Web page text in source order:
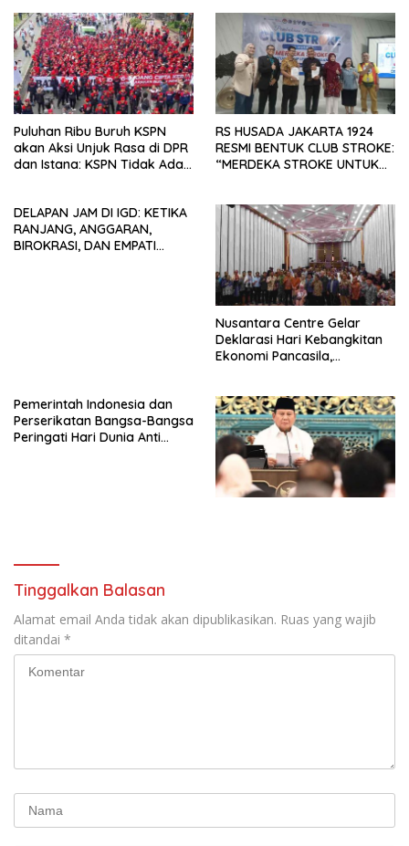
Puluhan Ribu Buruh KSPN
akan Aksi Unjuk Rasa di DPR
dan Istana: KSPN Tidak Ada
Siapapun
RS HUSADA JAKARTA 1924
RESMI BENTUK CLUB STROKE:
“MERDEKA STROKE UNTUK
DELAPAN JAM DI IGD: KETIKA
RANJANG, ANGGARAN,
BIROKRASI, DAN EMPATI
Nusantara Centre Gelar
Deklarasi Hari Kebangkitan
Ekonomi Pancasila,
Penjajahan (Pergolakan
Ekonomi Politik Indonesia) &
Simposium Nasional “Urgensi
Undang-Undang
Perekonomian Nasional dan
Kesejahteraan Sosial dalam
Pemerintah Indonesia dan
Perserikatan Bangsa-Bangsa
Peringati Hari Dunia Anti
Tinggalkan Balasan
Alamat email Anda tidak akan dipublikasikan. Ruas yang wajib
ditandai *